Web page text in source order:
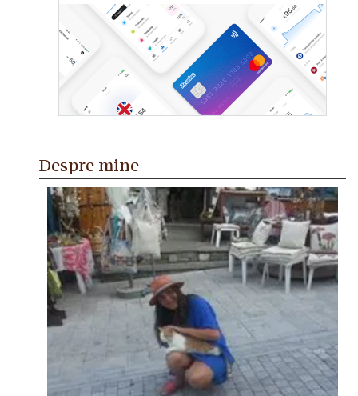
Despre mine